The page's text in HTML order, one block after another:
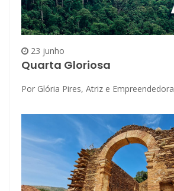
23 junho
Quarta Gloriosa
Por Glória Pires, Atriz e Empreendedora